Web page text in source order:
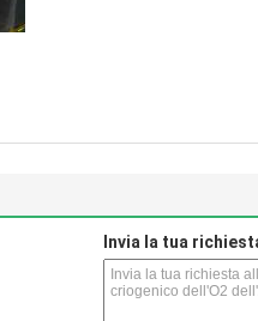
Invia la tua